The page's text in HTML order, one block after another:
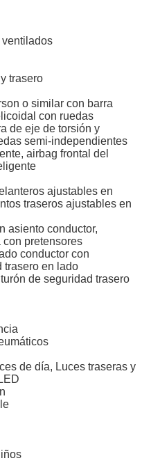
trasero
o similar con barra
con ruedas
de eje de torsión y
semi-independientes
airbag frontal del
ajustables en
traseros ajustables en
asiento conductor,
pretensores
conductor con
trasero en lado
de seguridad trasero
de día, Luces traseras y